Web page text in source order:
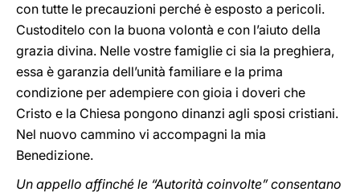
con tutte le precauzioni perché è esposto a pericoli.
Custoditelo con la buona volontà e con l’aiuto della
grazia divina. Nelle vostre famiglie ci sia la preghiera,
essa è garanzia dell’unità familiare e la prima
condizione per adempiere con gioia i doveri che
Cristo e la Chiesa pongono dinanzi agli sposi cristiani.
Nel nuovo cammino vi accompagni la mia
Benedizione.
Un appello affinché le “Autorità coinvolte” consentano